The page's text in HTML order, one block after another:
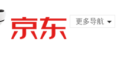
更多导航